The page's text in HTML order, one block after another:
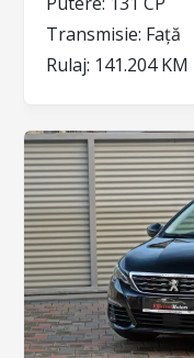
Transmisie: Față
Rulaj: 141.204 KM